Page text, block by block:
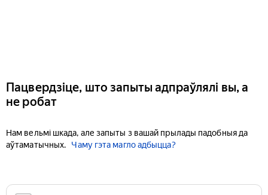
Пацвердзіце, што запыты адпраўлялі вы, а
не робат
Нам вельмі шкада, але запыты з вашай прылады падобныя да
аўтаматычных.
Чаму гэта магло адбыцца?